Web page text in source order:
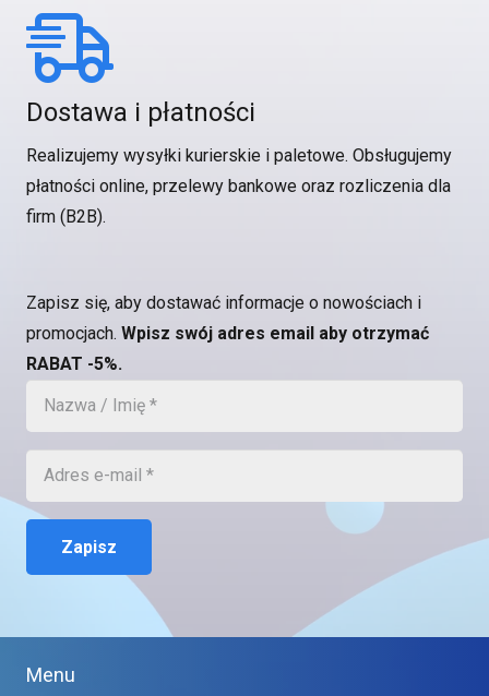
Dostawa i płatności
Realizujemy wysyłki kurierskie i paletowe. Obsługujemy
płatności online, przelewy bankowe oraz rozliczenia dla
firm (B2B).
Zapisz się, aby dostawać informacje o nowościach i
promocjach. Wpisz swój adres email aby otrzymać
RABAT -5%.
Zapisz
Menu